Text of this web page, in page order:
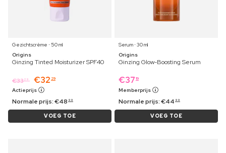
Gezichtscrème ⋅ 50 ml
Origins
Ginzing Tinted Moisturizer SPF40
€3329 €32 29
Actieprijs
Normale prijs:€48 99
VOEG TOE
Serum ⋅ 30 ml
Origins
Ginzing Glow-Boosting Serum
€37 19
Memberprijs
Normale prijs:€44 99
VOEG TOE